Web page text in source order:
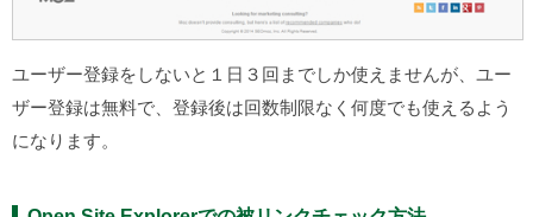
ユーザー登録をしないと１日３回までしか使えませんが、ユー
ザー登録は無料で、登録後は回数制限なく何度でも使えるよう
になります。